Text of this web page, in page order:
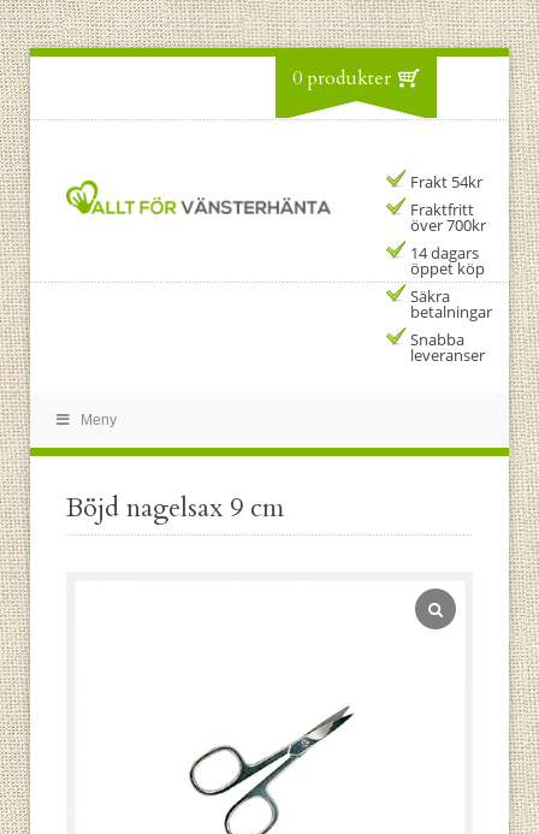
0 produkter
Frakt 54kr
Fraktfritt
över 700kr
14 dagars
öppet köp
Säkra
betalningar
Snabba
leveranser
Meny
Böjd nagelsax 9 cm